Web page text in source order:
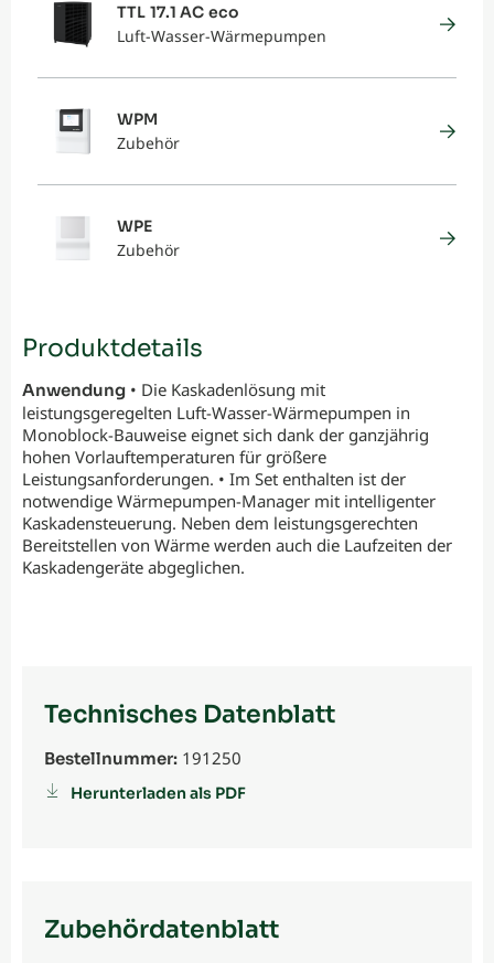
TTL 17.1 AC eco
Luft-Wasser-Wärmepumpen
WPM
Zubehör
WPE
Zubehör
Produktdetails
Anwendung • Die Kaskadenlösung mit
leistungsgeregelten Luft-Wasser-Wärmepumpen in
Monoblock-Bauweise eignet sich dank der ganzjährig
hohen Vorlauftemperaturen für größere
Leistungsanforderungen. • Im Set enthalten ist der
notwendige Wärmepumpen-Manager mit intelligenter
Kaskadensteuerung. Neben dem leistungsgerechten
Bereitstellen von Wärme werden auch die Laufzeiten der
Kaskadengeräte abgeglichen.
Technisches Datenblatt
Bestellnummer: 191250
Herunterladen als PDF
Zubehördatenblatt